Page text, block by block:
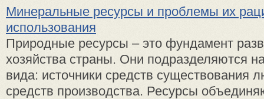
Минеральные ресурсы и проблемы их
использования
Природные ресурсы – это фундамент
хозяйства страны. Они подразделяются
вида: источники средств существования
средств производства. Ресурсы